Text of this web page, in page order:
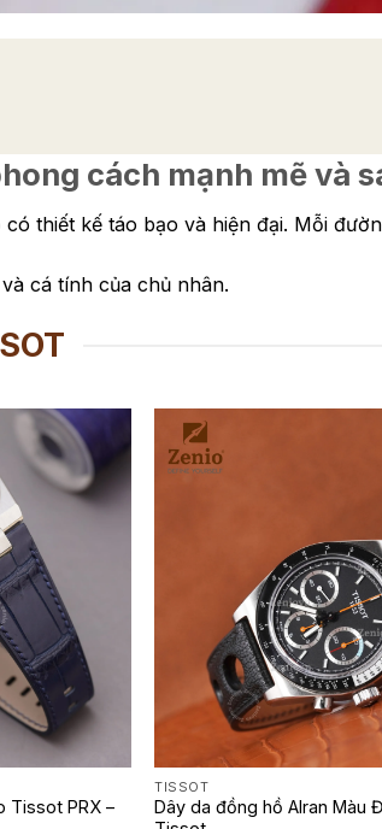
cách mạnh mẽ và
thiết kế táo bạo và hiện đại. Mỗi
cá tính của chủ nhân.
Tissot PRX –
TISSOT
Dây da đồng hồ Alran Màu